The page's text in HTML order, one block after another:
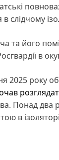
слідчому
та його
в
2025 року
Понад два
в